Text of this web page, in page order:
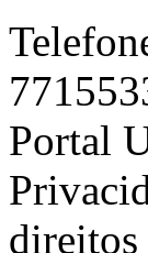
Portal
direitos